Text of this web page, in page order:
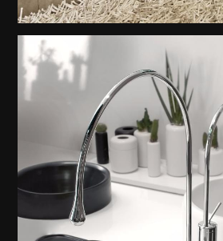
ISPA HAVLULUK + AYNA